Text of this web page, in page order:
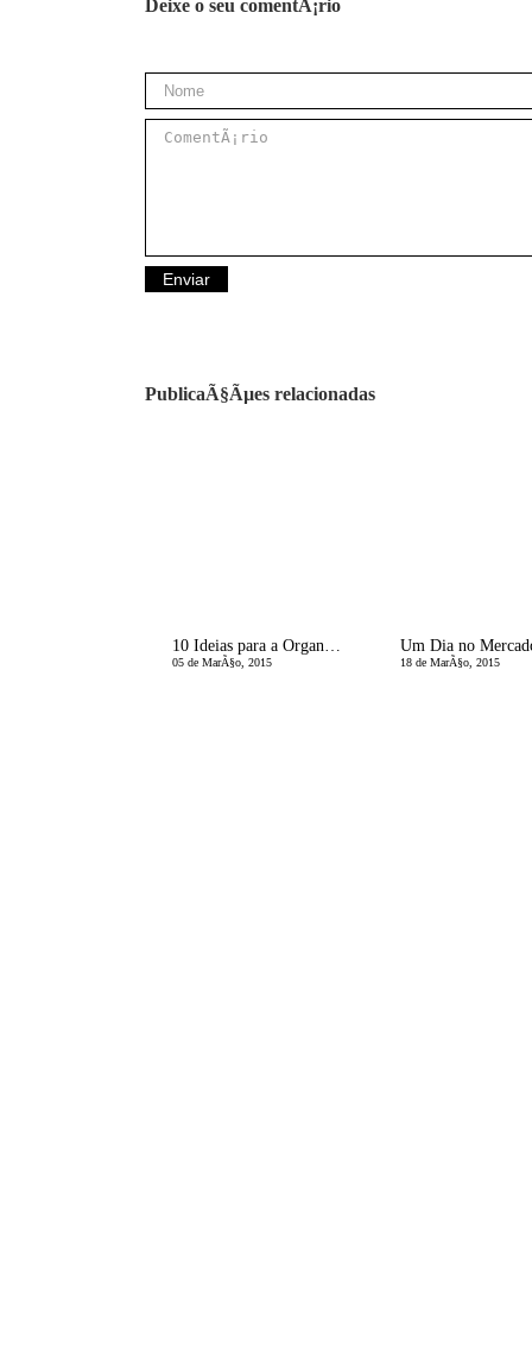
Deixe o seu comentÃ¡rio
PublicaÃ§Ãµes relacionadas
10 Ideias para a OrganizaÃ§Ã£o do ArmÃ¡rio
05 de MarÃ§o, 2015
Um Dia no
18 de MarÃ§o, 2015